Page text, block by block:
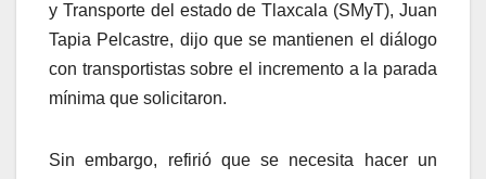
y Transporte del estado de Tlaxcala (SMyT), Juan
Tapia Pelcastre, dijo que se mantienen el diálogo
con transportistas sobre el incremento a la parada
mínima que solicitaron.
Sin embargo, refirió que se necesita hacer un